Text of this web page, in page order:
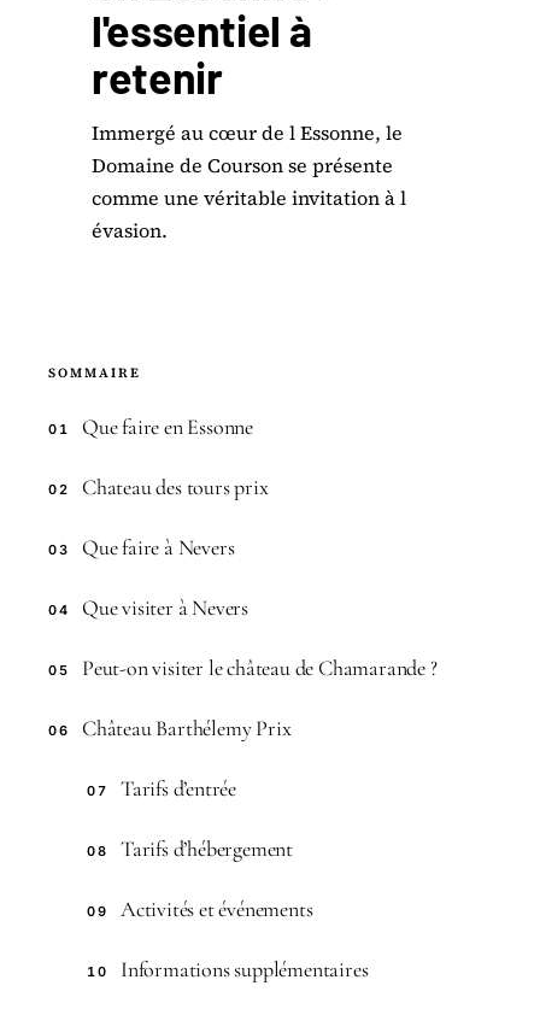
l'essentiel à
retenir
Immergé au cœur de l Essonne, le
Domaine de Courson se présente
comme une véritable invitation à l
évasion.
SOMMAIRE
01 Que faire en Essonne
02 Chateau des tours prix
03 Que faire à Nevers
04 Que visiter à Nevers
05 Peut-on visiter le château de Chamarande ?
06 Château Barthélemy Prix
07 Tarifs d’entrée
08 Tarifs d’hébergement
09 Activités et événements
10 Informations supplémentaires